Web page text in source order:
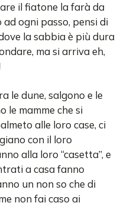
il fiatone la farà da
ogni passo, pensi di
la sabbia è più dura
ma si arriva eh,
le dune, salgono e le
le mamme che si
alle loro case, ci
con il loro
alla loro “casetta”, e
a casa fanno
un non so che di
non fai caso ai